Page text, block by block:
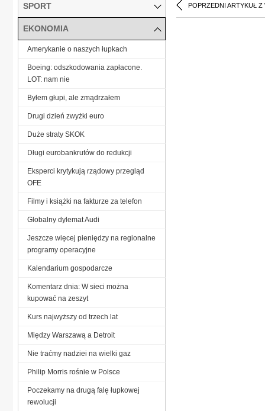
POPRZEDNI ARTYKUŁ Z
SPORT
EKONOMIA
Amerykanie o naszych łupkach
Boeing: odszkodowania zapłacone.
LOT: nam nie
Byłem głupi, ale zmądrzałem
Drugi dzień zwyżki euro
Duże straty SKOK
Długi eurobankrutów do redukcji
Eksperci krytykują rządowy przegląd
OFE
Filmy i książki na fakturze za telefon
Globalny dylemat Audi
Jeszcze więcej pieniędzy na regionalne
programy operacyjne
Kalendarium gospodarcze
Komentarz dnia: W sieci można
kupować na zeszyt
Kurs najwyższy od trzech lat
Między Warszawą a Detroit
Nie traćmy nadziei na wielki gaz
Philip Morris rośnie w Polsce
Poczekamy na drugą falę łupkowej
rewolucji